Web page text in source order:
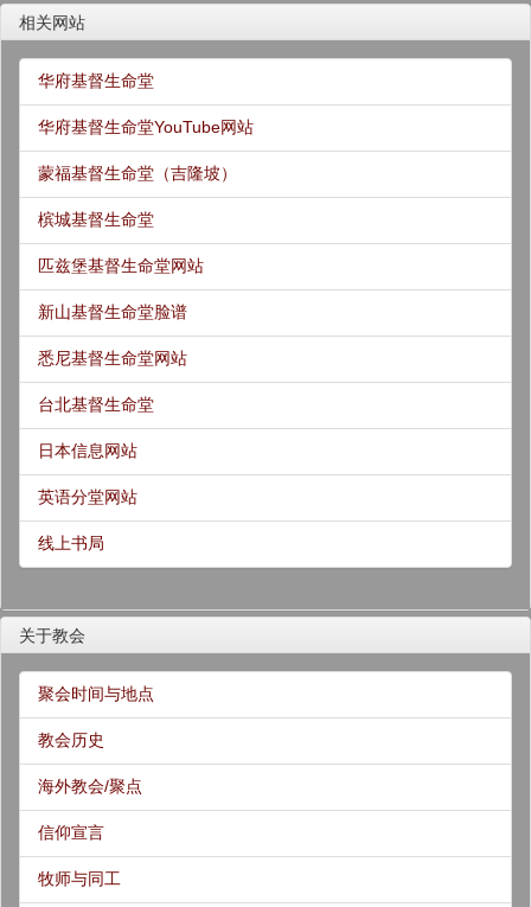
相关网站
华府基督生命堂
华府基督生命堂YouTube网站
蒙福基督生命堂（吉隆坡）
槟城基督生命堂
匹兹堡基督生命堂网站
新山基督生命堂脸谱
悉尼基督生命堂网站
台北基督生命堂
日本信息网站
英语分堂网站
线上书局
关于教会
聚会时间与地点
教会历史
海外教会/聚点
信仰宣言
牧师与同工